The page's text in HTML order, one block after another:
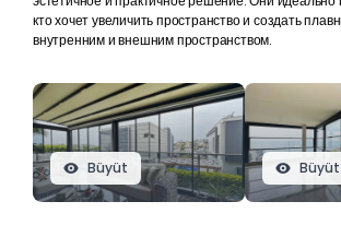
кто хочет увеличить пространство и создать
внутренним и внешним пространством.
Büyüt Büyüt